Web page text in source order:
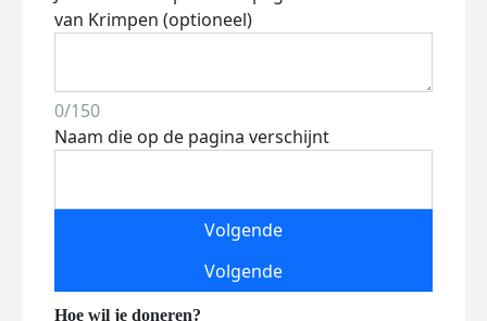
van Krimpen (optioneel)
0/150
Naam die op de pagina verschijnt
Volgende
Volgende